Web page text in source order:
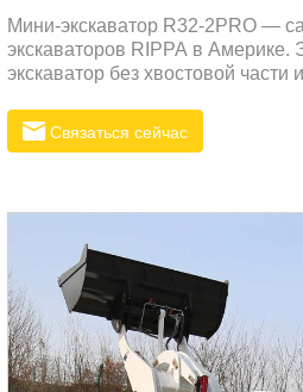
Мини-экскаватор R32-2PRO —
экскаваторов RIPPA в Америке.
экскаватор без хвостовой
удовлетворения рабочих
сценариях.
Связаться сейчас